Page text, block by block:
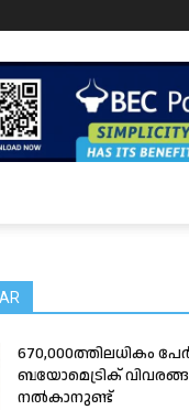
670,000ത്തിലധികം
ബയോമെട്രിക്
നൽകാനുണ്ട്